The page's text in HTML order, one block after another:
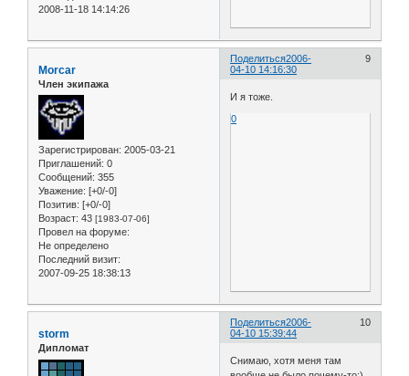
2008-11-18 14:14:26
Поделиться 9
2006-
04-10 14:16:30
Morcar
Член экипажа
Зарегистрирован: 2005-03-21
Приглашений: 0
Сообщений: 355
Уважение: [+0/-0]
Позитив: [+0/-0]
Возраст: 43 [1983-07-06]
Провел на форуме:
Не определено
Последний визит:
2007-09-25 18:38:13
И я тоже.
0
Поделиться 10
2006-
04-10 15:39:44
storm
Дипломат
Снимаю, хотя меня там